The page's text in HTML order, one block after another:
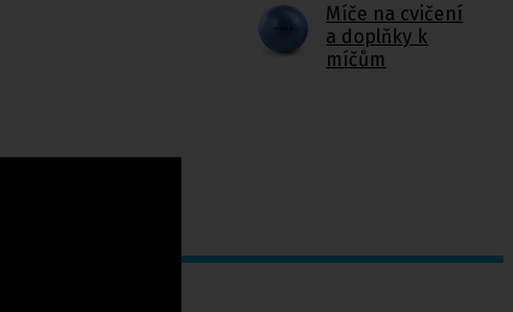
Míče na cvičení
a doplňky k
míčům